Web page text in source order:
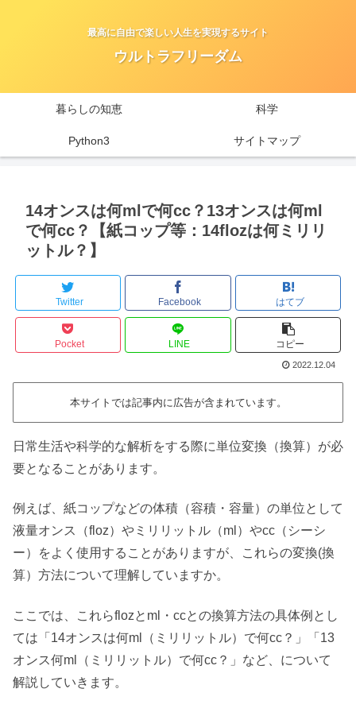
最高に自由で楽しい人生を実現するサイト
ウルトラフリーダム
暮らしの知恵 科学
Python3 サイトマップ
14オンスは何mlで何cc？13オンスは何ml
で何cc？【紙コップ等：14flozは何ミリリ
ットル？】
Twitter Facebook はてブ
Pocket LINE コピー
2022.12.04
本サイトでは記事内に広告が含まれています。
日常生活や科学的な解析をする際に単位変換（換算）が必
要となることがあります。
例えば、紙コップなどの体積（容積・容量）の単位として
液量オンス（floz）やミリリットル（ml）やcc（シーシ
ー）をよく使用することがありますが、これらの変換(換
算）方法について理解していますか。
ここでは、これらflozとml・ccとの換算方法の具体例とし
ては「14オンスは何ml（ミリリットル）で何cc？」「13
オンス何ml（ミリリットル）で何cc？」など、について
解説していきます。